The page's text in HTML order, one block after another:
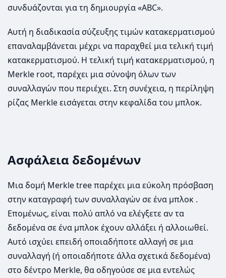
συνδυάζονται για τη δημιουργία «ABC».
Αυτή η διαδικασία σύζευξης τιμών κατακερματισμού
επαναλαμβάνεται μέχρι να παραχθεί μια τελική τιμή
κατακερματισμού. Η τελική τιμή κατακερματισμού, η
Merkle root, παρέχει μια σύνοψη όλων των
συναλλαγών που περιέχει. Στη συνέχεια, η περίληψη
ρίζας Merkle εισάγεται στην κεφαλίδα του μπλοκ.
Ασφάλεια δεδομένων
Μια δομή Merkle tree παρέχει μια εύκολη πρόσβαση
στην καταγραφή των συναλλαγών σε ένα μπλοκ .
Επομένως, είναι πολύ απλό να ελέγξετε αν τα
δεδομένα σε ένα μπλοκ έχουν αλλάξει ή αλλοιωθεί.
Αυτό ισχύει επειδή οποιαδήποτε αλλαγή σε μια
συναλλαγή (ή οποιαδήποτε άλλα σχετικά δεδομένα)
στο δέντρο Merkle, θα οδηγούσε σε μια εντελώς